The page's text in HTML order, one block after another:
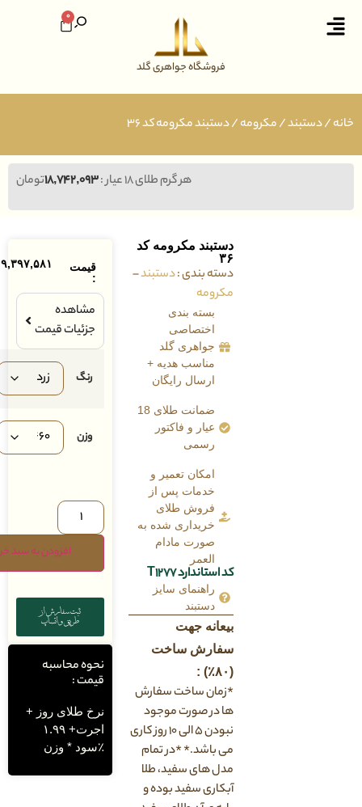
فروشگاه جواهری گلد
/مکرومه/ دستبند مکرومه کد ۳۶
تومان۱۸,۷۴۲,۰۹۳ هر گرم طلای ۱۸ عیار :
۹,۳۹۷,۵۸۱ تومان
:
جزئیات قیمت
افزودن به سبد خرید
نحوه محاسبه
قیمت :
نرخ طلای روز +
اجرت+ ۱.۹۹
٪سود * وزن
دستبند مکرومه کد
دسته بندی :دستبند–
بسته بندی
اختصاصی
جواهری گلد
مناسب هدیه +
ارسال رایگان
ضمانت طلای 18
عیار و فاکتور
امکان تعمیر و
خدمات پس از
فروش طلای
خریداری شده به
صورت مادام
کد استاندارد T1277
راهنمای سایز
دستبند
بیعانه جهت
سفارش ساخت
*زمان ساخت سفارش
ها در صورت موجود
نبودن ۵ الی ۱۰ روز کاری
می باشد.* *در تمام
مدل های سفید، طلا
آبکاری سفید بوده و